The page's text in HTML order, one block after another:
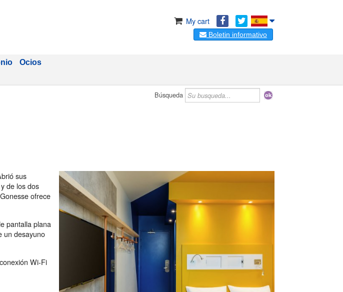
My cart
Boletin informativo
Ocios
Búsqueda
sus
y de los dos
ofrece
pantalla plana
un desayuno
Wi-Fi